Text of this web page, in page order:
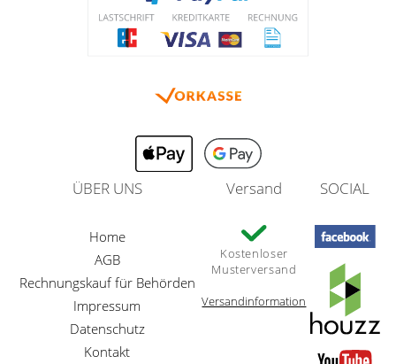
ÜBER UNS
Home
AGB
Rechnungskauf für Behörden
Impressum
Datenschutz
Kontakt
Versand
Kostenloser
Musterversand
Versandinformation
SOCIAL